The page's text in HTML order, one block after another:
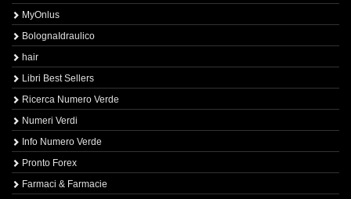
MyOnlus
BolognaIdraulico
hair
Libri Best Sellers
Ricerca Numero Verde
Numeri Verdi
Info Numero Verde
Pronto Forex
Farmaci & Farmacie